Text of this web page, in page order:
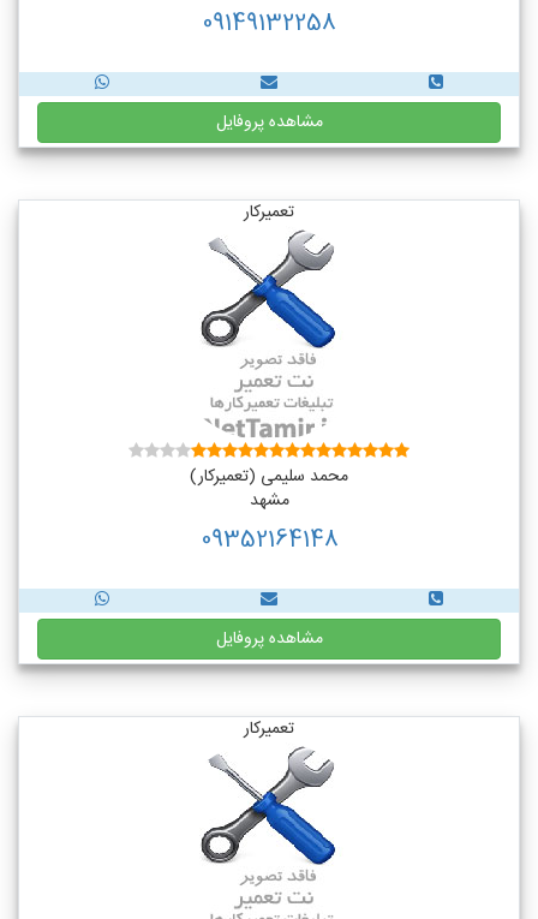
09149132258
مشاهده پروفایل
تعمیرکار
محمد سلیمی (تعمیرکار)
مشهد
09352164148
مشاهده پروفایل
تعمیرکار